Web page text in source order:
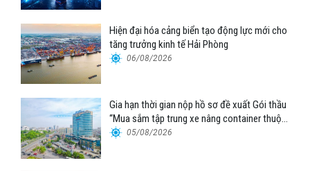
Hiện đại hóa cảng biển tạo động lực mới cho
tăng trưởng kinh tế Hải Phòng
06/08/2026
Gia hạn thời gian nộp hồ sơ đề xuất Gói thầu
“Mua sắm tập trung xe nâng container thuộc
Tổng công ty Hàng hải Việt Nam – CTCP”
05/08/2026